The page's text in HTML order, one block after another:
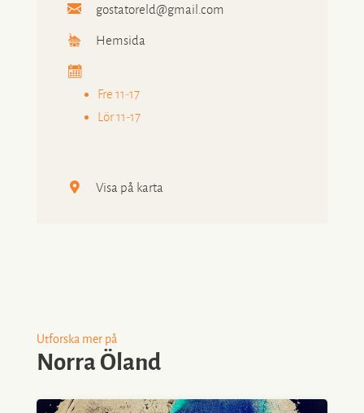
gostatoreld@gmail.com
Hemsida
Fre 11-17
Lör 11-17
Visa på karta
Utforska mer på
Norra Öland